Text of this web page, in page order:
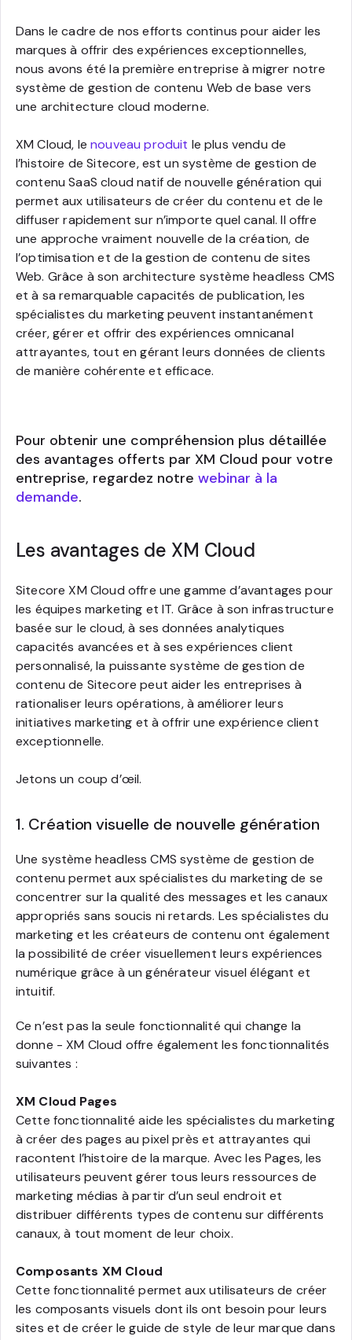
Dans le cadre de nos efforts continus pour aider les
marques à offrir des expériences exceptionnelles,
nous avons été la première entreprise à migrer notre
système de gestion de contenu Web de base vers
une architecture cloud moderne.
XM Cloud, lenouveau produit le plus vendu de
l’histoire de Sitecore, est un système de gestion de
contenu SaaS cloud natif de nouvelle génération qui
permet aux utilisateurs de créer du contenu et de le
diffuser rapidement sur n’importe quel canal. Il offre
une approche vraiment nouvelle de la création, de
l’optimisation et de la gestion de contenu de sites
Web. Grâce à son architecture système headless CMS
et à sa remarquable capacités de publication, les
spécialistes du marketing peuvent instantanément
créer, gérer et offrir des expériences omnicanal
attrayantes, tout en gérant leurs données de clients
de manière cohérente et efficace.
Pour obtenir une compréhension plus détaillée
des avantages offerts par XM Cloud pour votre
entreprise, regardez notre webinar à la
demande.
Les avantages de XM Cloud
Sitecore XM Cloud offre une gamme d’avantages pour
les équipes marketing et IT. Grâce à son infrastructure
basée sur le cloud, à ses données analytiques
capacités avancées et à ses expériences client
personnalisé, la puissante système de gestion de
contenu de Sitecore peut aider les entreprises à
rationaliser leurs opérations, à améliorer leurs
initiatives marketing et à offrir une expérience client
exceptionnelle.
Jetons un coup d’œil.
1. Création visuelle de nouvelle génération
Une système headless CMS système de gestion de
contenu permet aux spécialistes du marketing de se
concentrer sur la qualité des messages et les canaux
appropriés sans soucis ni retards. Les spécialistes du
marketing et les créateurs de contenu ont également
la possibilité de créer visuellement leurs expériences
numérique grâce à un générateur visuel élégant et
intuitif.
Ce n’est pas la seule fonctionnalité qui change la
donne - XM Cloud offre également les fonctionnalités
suivantes :
XM Cloud Pages
Cette fonctionnalité aide les spécialistes du marketing
à créer des pages au pixel près et attrayantes qui
racontent l’histoire de la marque. Avec les Pages, les
utilisateurs peuvent gérer tous leurs ressources de
marketing médias à partir d’un seul endroit et
distribuer différents types de contenu sur différents
canaux, à tout moment de leur choix.
Composants XM Cloud
Cette fonctionnalité permet aux utilisateurs de créer
les composants visuels dont ils ont besoin pour leurs
sites et de créer le guide de style de leur marque dans